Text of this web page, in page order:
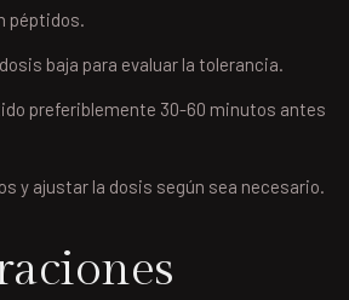
péptidos.
baja para evaluar la tolerancia.
preferiblemente 30-60 minutos antes
y ajustar la dosis según sea necesario.